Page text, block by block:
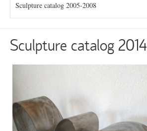
Sculpture catalog 2005-2008
Sculpture catalog 2014